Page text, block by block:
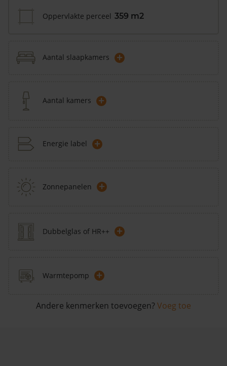
Oppervlakte perceel 359 m2
Aantal slaapkamers +
Aantal kamers +
Energie label +
Zonnepanelen +
Dubbelglas of HR++ +
Warmtepomp +
Andere kenmerken toevoegen? Voeg toe